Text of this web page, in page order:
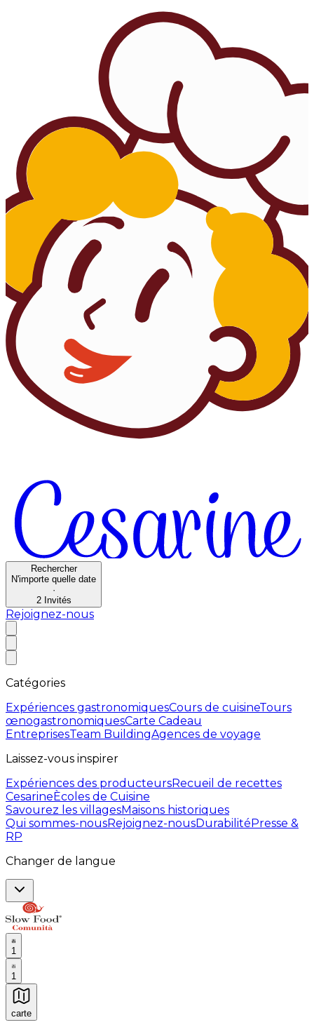
Rechercher
N'importe quelle date
·
2 Invités
Rejoignez-nous
Catégories
Expériences gastronomiquesCours de cuisineTours
œnogastronomiquesCarte Cadeau
EntreprisesTeam BuildingAgences de voyage
Laissez-vous inspirer
Expériences des producteursRecueil de recettes
CesarineÈcoles de Cuisine
Savourez les villagesMaisons historiques
Qui sommes-nousRejoignez-nousDurabilitéPresse &
RP
Changer de langue
1
1
carte